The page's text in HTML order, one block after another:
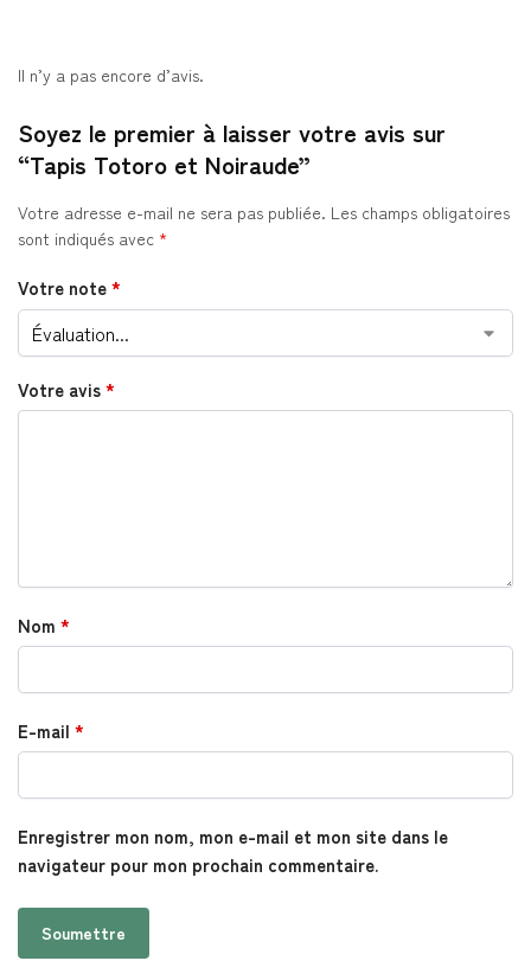
Il n’y a pas encore d’avis.
Soyez le premier à laisser votre avis sur
“Tapis Totoro et Noiraude”
Votre adresse e-mail ne sera pas publiée. Les champs obligatoires
sont indiqués avec *
Votre note*
Votre avis*
Nom *
E-mail *
Enregistrer mon nom, mon e-mail et mon site dans le
navigateur pour mon prochain commentaire.